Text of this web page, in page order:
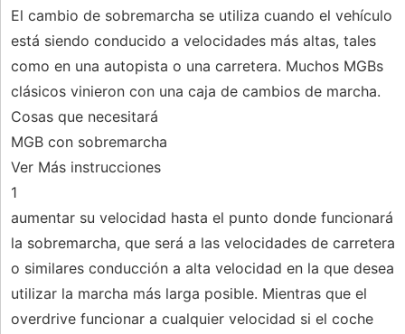
El cambio de sobremarcha se utiliza cuando el vehículo
está siendo conducido a velocidades más altas, tales
como en una autopista o una carretera. Muchos MGBs
clásicos vinieron con una caja de cambios de marcha.
Cosas que necesitará
MGB con sobremarcha
Ver Más instrucciones
1
aumentar su velocidad hasta el punto donde funcionará
la sobremarcha, que será a las velocidades de carretera
o similares conducción a alta velocidad en la que desea
utilizar la marcha más larga posible. Mientras que el
overdrive funcionar a cualquier velocidad si el coche